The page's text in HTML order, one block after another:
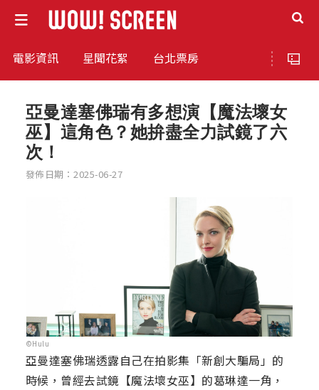
電影資訊 星聞花絮 台北票房
亞曼達塞佛瑞有多想演【魔法壞女
巫】這角色？她拚盡全力試鏡了六
次！
發佈日期：2025-06-27
©Hulu
亞曼達塞佛瑞透露自己在拍影集「新創大騙局」的
時候，曾經去試鏡【魔法壞女巫】的葛琳達一角，